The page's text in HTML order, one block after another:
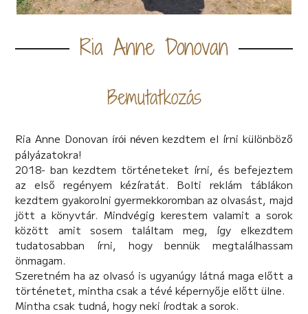
Ria Anne Donovan
Bemutatkozás
Ria Anne Donovan írói néven kezdtem el írni különböző
pályázatokra!
2018- ban kezdtem történeteket írni, és befejeztem
az első regényem kézíratát. Bolti reklám táblákon
kezdtem gyakorolni gyermekkoromban az olvasást, majd
jött a könyvtár. Mindvégig kerestem valamit a sorok
között amit sosem találtam meg, így elkezdtem
tudatosabban írni, hogy bennük megtalálhassam
önmagam.
Szeretném ha az olvasó is ugyanúgy látná maga előtt a
történetet, mintha csak a tévé képernyője előtt ülne.
Mintha csak tudná, hogy neki írodtak a sorok.